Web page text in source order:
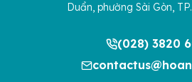
Duẩn, phường Sài Gòn,
(028) 3820